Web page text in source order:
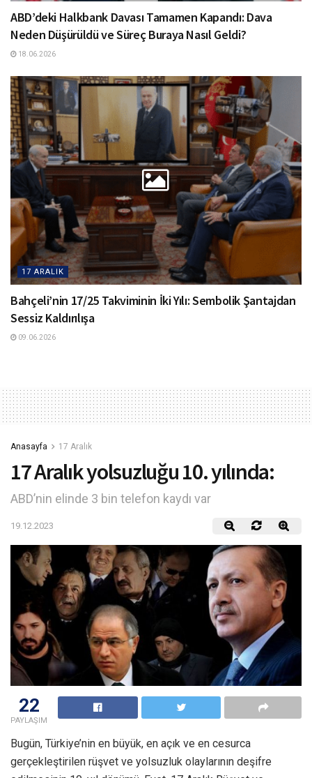
ABD’deki Halkbank Davası Tamamen Kapandı: Dava
Neden Düşürüldü ve Süreç Buraya Nasıl Geldi?
18.06.2026
17 ARALIK
Bahçeli’nin 17/25 Takviminin İki Yılı: Sembolik Şantajdan
Sessiz Kaldırılışa
09.06.2026
Anasayfa 17 Aralık
17 Aralık yolsuzluğu 10. yılında:
ABD’nin elinde 3 bin telefon kaydı var
19.12.2023
22
PAYLAŞIM
Bugün, Türkiye’nin en büyük, en açık ve en cesurca
gerçekleştirilen rüşvet ve yolsuzluk olaylarının deşifre